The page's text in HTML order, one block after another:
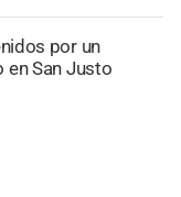
por un
San Justo